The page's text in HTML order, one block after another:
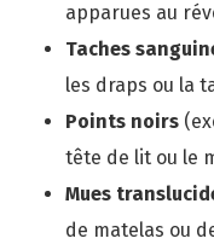
apparues au
Taches
les draps ou la
Points noirs
tête de lit ou le
Mues
de matelas ou